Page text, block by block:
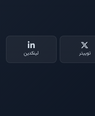
توییتر لینکدین